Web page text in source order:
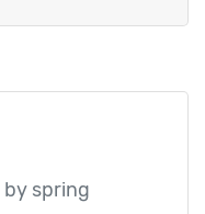
by spring